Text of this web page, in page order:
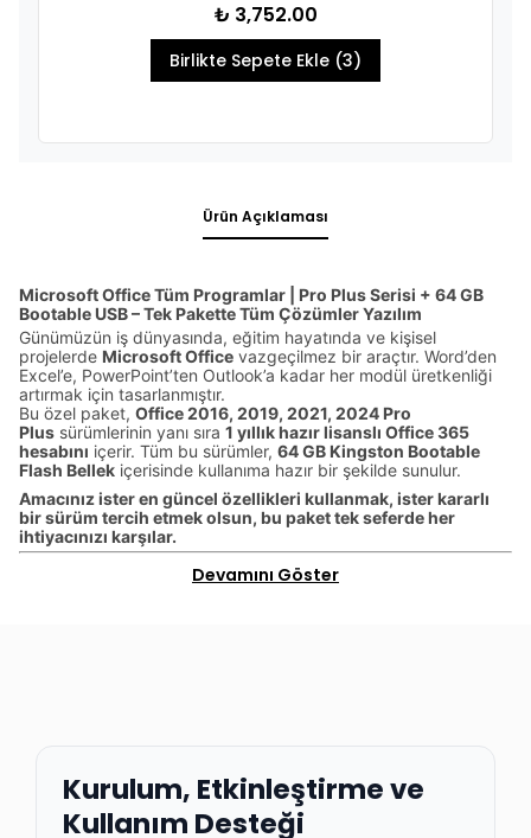
₺ 3,752.00
Birlikte Sepete Ekle (3)
Ürün Açıklaması
Microsoft Office Tüm Programlar | Pro Plus Serisi + 64 GB
Bootable USB – Tek Pakette Tüm Çözümler Yazılım
Günümüzün iş dünyasında, eğitim hayatında ve kişisel
projelerde Microsoft Office vazgeçilmez bir araçtır. Word’den
Excel’e, PowerPoint’ten Outlook’a kadar her modül üretkenliği
artırmak için tasarlanmıştır.
Bu özel paket, Office 2016, 2019, 2021, 2024 Pro
Plus sürümlerinin yanı sıra 1 yıllık hazır lisanslı Office 365
hesabını içerir. Tüm bu sürümler, 64 GB Kingston Bootable
Flash Bellek içerisinde kullanıma hazır bir şekilde sunulur.
Amacınız ister en güncel özellikleri kullanmak, ister kararlı
bir sürüm tercih etmek olsun, bu paket tek seferde her
ihtiyacınızı karşılar.
Devamını Göster
Kurulum, Etkinleştirme ve
Kullanım Desteği